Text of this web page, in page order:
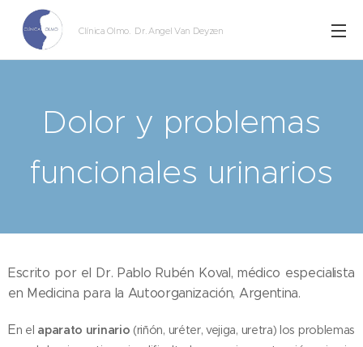
Clínica Olmo. Dr. Angel Van Deyzen
Dolor y problemas
funcionales urinarios
Escrito por el Dr. Pablo Rubén Koval, médico especialista
en Medicina para la Autoorganización, Argentina.
En el aparato urinario (riñón, uréter, vejiga, uretra) los problemas